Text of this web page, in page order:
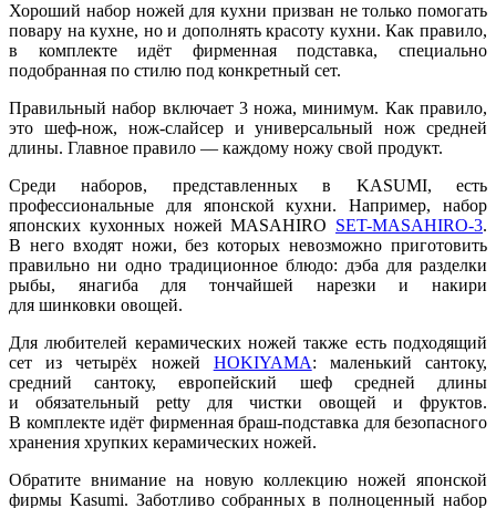
Хороший набор ножей для кухни призван не только помогать
повару на кухне, но и дополнять красоту кухни. Как правило,
в комплекте идёт фирменная подставка, специально
подобранная по стилю под конкретный сет.
Правильный набор включает 3 ножа, минимум. Как правило,
это шеф-нож, нож-слайсер и универсальный нож средней
длины. Главное правило — каждому ножу свой продукт.
Среди наборов, представленных в KASUMI, есть
профессиональные для японской кухни. Например, набор
японских кухонных ножей MASAHIRO SET-MASAHIRO-3.
В него входят ножи, без которых невозможно приготовить
правильно ни одно традиционное блюдо: дэба для разделки
рыбы, янагиба для тончайшей нарезки и накири
для шинковки овощей.
Для любителей керамических ножей также есть подходящий
сет из четырёх ножей HOKIYAMA: маленький сантоку,
средний сантоку, европейский шеф средней длины
и обязательный petty для чистки овощей и фруктов.
В комплекте идёт фирменная браш-подставка для безопасного
хранения хрупких керамических ножей.
Обратите внимание на новую коллекцию ножей японской
фирмы Kasumi. Заботливо собранных в полноценный набор